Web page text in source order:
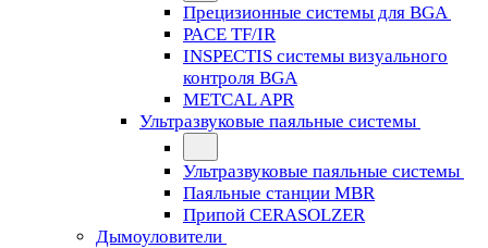
Прецизионные системы для BGA
PACE TF/IR
INSPECTIS системы визуального
контроля BGA
METCAL APR
Ультразвуковые паяльные системы
Ультразвуковые паяльные системы
Паяльные станции MBR
Припой CERASOLZER
Дымоуловители